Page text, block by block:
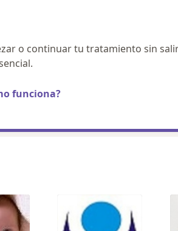
o continuar tu tratamiento sin
funciona?